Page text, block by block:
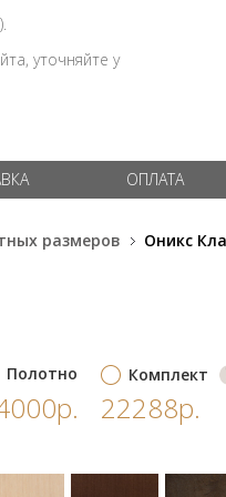
уточняйте у
ОПЛАТА
размеров Оникс
Полотно Комплект
22288р.